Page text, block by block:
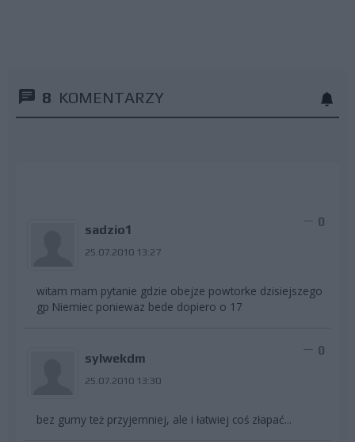
8 KOMENTARZY
sadzio1
25.07.2010 13:27
0
witam mam pytanie gdzie obejze powtorke dzisiejszego
gp Niemiec poniewaz bede dopiero o 17
sylwekdm
25.07.2010 13:30
0
bez gumy też przyjemniej, ale i łatwiej coś złapać...